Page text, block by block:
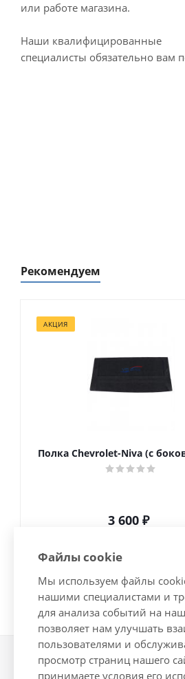
или работе магазина.
Наши квалифицированные
специалисты обязательно вам
Рекомендуем
АКЦИЯ
Полка Chevrolet-Niva (с
3 600 ₽
2026 © Интернет-магазин
Файлы cookie
Мы используем файлы
нашими специалистами и
для анализа событий на
позволяет нам улучшать
пользователями и
просмотр страниц нашего
принимаете условия его